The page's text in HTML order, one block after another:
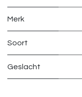
Merk
Soort
Geslacht